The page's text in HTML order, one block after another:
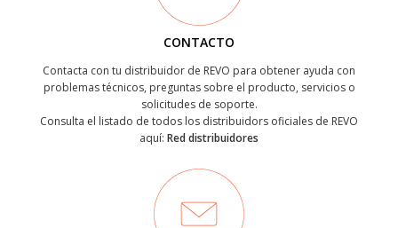
CONTACTO
Contacta con tu distribuidor de REVO para obtener ayuda con
problemas técnicos, preguntas sobre el producto, servicios o
solicitudes de soporte.
Consulta el listado de todos los distribuidors oficiales de REVO
aquí: Red distribuidores